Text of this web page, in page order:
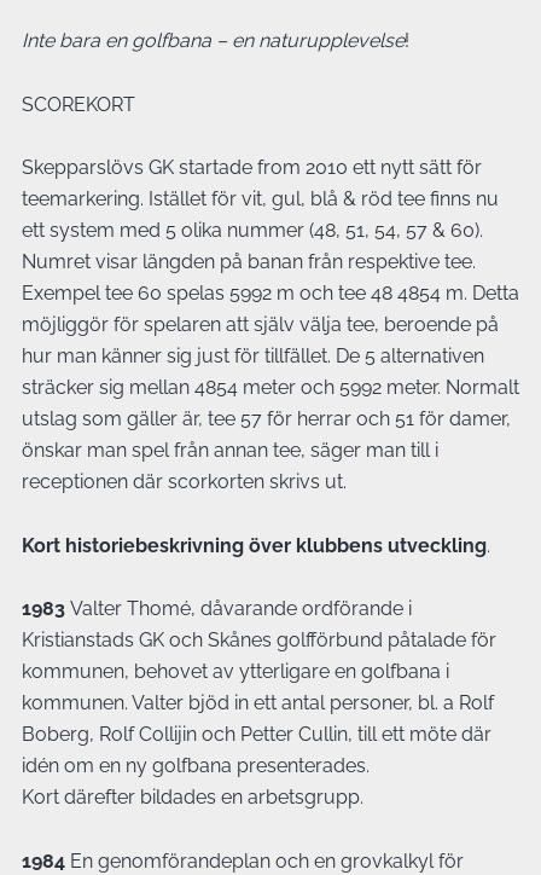
Inte bara en golfbana – en naturupplevelse!
SCOREKORT
Skepparslövs GK startade from 2010 ett nytt sätt för
teemarkering. Istället för vit, gul, blå & röd tee finns nu
ett system med 5 olika nummer (48, 51, 54, 57 & 60).
Numret visar längden på banan från respektive tee.
Exempel tee 60 spelas 5992 m och tee 48 4854 m. Detta
möjliggör för spelaren att själv välja tee, beroende på
hur man känner sig just för tillfället. De 5 alternativen
sträcker sig mellan 4854 meter och 5992 meter. Normalt
utslag som gäller är, tee 57 för herrar och 51 för damer,
önskar man spel från annan tee, säger man till i
receptionen där scorkorten skrivs ut.
Kort historiebeskrivning över klubbens utveckling.
1983Valter Thomé, dåvarande ordförande i
Kristianstads GK och Skånes golfförbund påtalade för
kommunen, behovet av ytterligare en golfbana i
kommunen. Valter bjöd in ett antal personer, bl. a Rolf
Boberg, Rolf Collijin och Petter Cullin, till ett möte där
idén om en ny golfbana presenterades.
Kort därefter bildades en arbetsgrupp.
1984En genomförandeplan och en grovkalkyl för